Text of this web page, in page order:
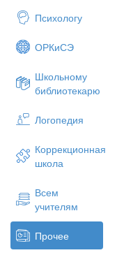
Психологу
ОРКиСЭ
Школьному
библиотекарю
Логопедия
Коррекционная
школа
Всем
учителям
Прочее